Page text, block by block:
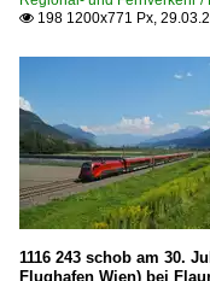
 198 1200x771 Px,
1116 243 schob am 30.
Flughafen Wien) bei